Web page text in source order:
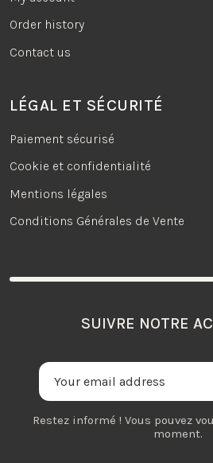
Order history
Contact us
LÉGAL ET SÉCURITÉ
Paiement sécurisé
Cookie et confidentialité
Mentions légales
Conditions Générales de Vente
SUIVRE NOTRE
Restez informé ! Vous pouvez
moment.